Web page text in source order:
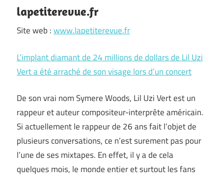
lapetiterevue.fr
Site web :www.lapetiterevue.fr
L’implant diamant de 24 millions de dollars de Lil Uzi
Vert a été arraché de son visage lors d’un concert
De son vrai nom Symere Woods, Lil Uzi Vert est un
rappeur et auteur compositeur-interprête américain.
Si actuellement le rappeur de 26 ans fait l’objet de
plusieurs conversations, ce n’est surement pas pour
l’une de ses mixtapes. En effet, il y a de cela
quelques mois, le monde entier et surtout les fans